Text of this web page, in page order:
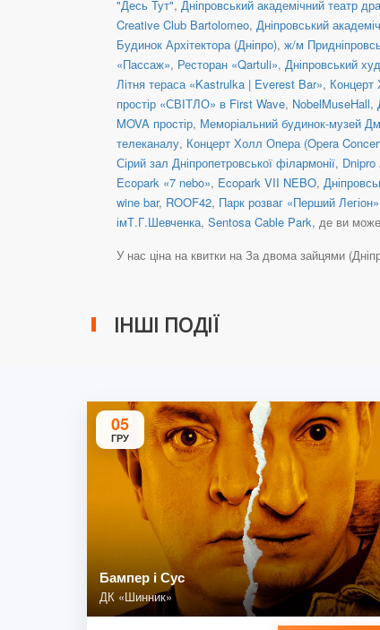
"Десь Тут", Дніпровський академічний театр
Creative Club Bartolomeo, Дніпровський
Будинок Архітектора (Дніпро), ж/м
«Пассаж», Ресторан «Qartuli», Дніпровський
Літня тераса «Kastrulka | Everest Bar», Концерт
простір «СВІТЛО» в First Wave, NobelMuseHall,
MOVA простір, Меморіальний будинок-музей
телеканалу, Концерт Холл Опера (Opera
Сірий зал Дніпропетровської філармонії,
Ecopark «7 nebo», Ecopark VII NEBO,
wine bar, ROOF42, Парк розваг «Перший Легіон»
імТ.Г.Шевченка, Sentosa Cable Park, де ви
У нас ціна на квитки на За двома зайцями
ІНШІ ПОДІЇ
05
ГРУ
Бампер і Сус
ДК «Шинник»